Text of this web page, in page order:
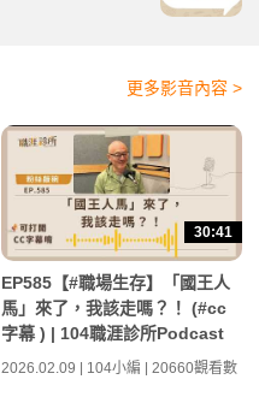
更多影音內容 >
30:41
EP585【#職場生存】「國王人
馬」來了，我該走嗎？！ (#cc
字幕 ) | 104職涯診所Podcast
2026.02.09 | 104小編 | 20660觀看數